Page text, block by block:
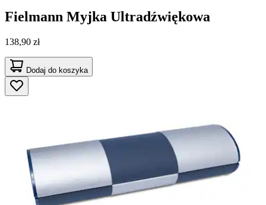
Fielmann Myjka Ultradźwiękowa
138,90 zł
Dodaj do koszyka